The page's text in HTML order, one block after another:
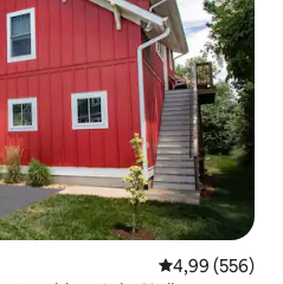
Évaluation
4,99 (556)